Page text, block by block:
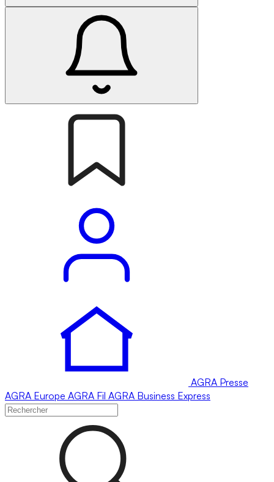
AGRA Presse
AGRA Europe AGRA Fil AGRA Business Express